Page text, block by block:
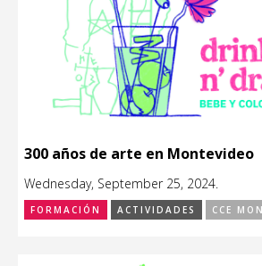
300 años de arte en Montevideo
Wednesday, September 25, 2024.
FORMACIÓN ACTIVIDADES CCE